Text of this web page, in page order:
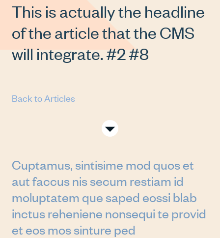
This is actually the headline
of the article that the CMS
will integrate. #2 #8
Back to Articles
SCROLL
TO
MORE
Cuptamus, sintisime mod quos et
aut faccus nis secum restiam id
moluptatem que saped eossi blab
inctus reheniene nonsequi te provid
et eos mos sinture ped